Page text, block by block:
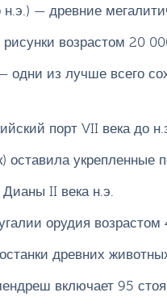
— древние
рисунки возрастом 20
одни из лучше всего
порт VII века до
оставила укрепленные
II века н.э.
орудия возрастом
древних
включает 95